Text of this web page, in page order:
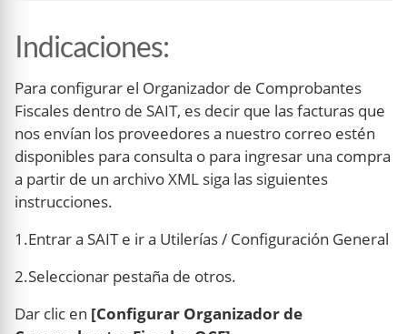
Indicaciones:
Para configurar el Organizador de Comprobantes
Fiscales dentro de SAIT, es decir que las facturas que
nos envían los proveedores a nuestro correo estén
disponibles para consulta o para ingresar una compra
a partir de un archivo XML siga las siguientes
instrucciones.
1.Entrar a SAIT e ir a Utilerías / Configuración General
2.Seleccionar pestaña de otros.
Dar clic en [Configurar Organizador de